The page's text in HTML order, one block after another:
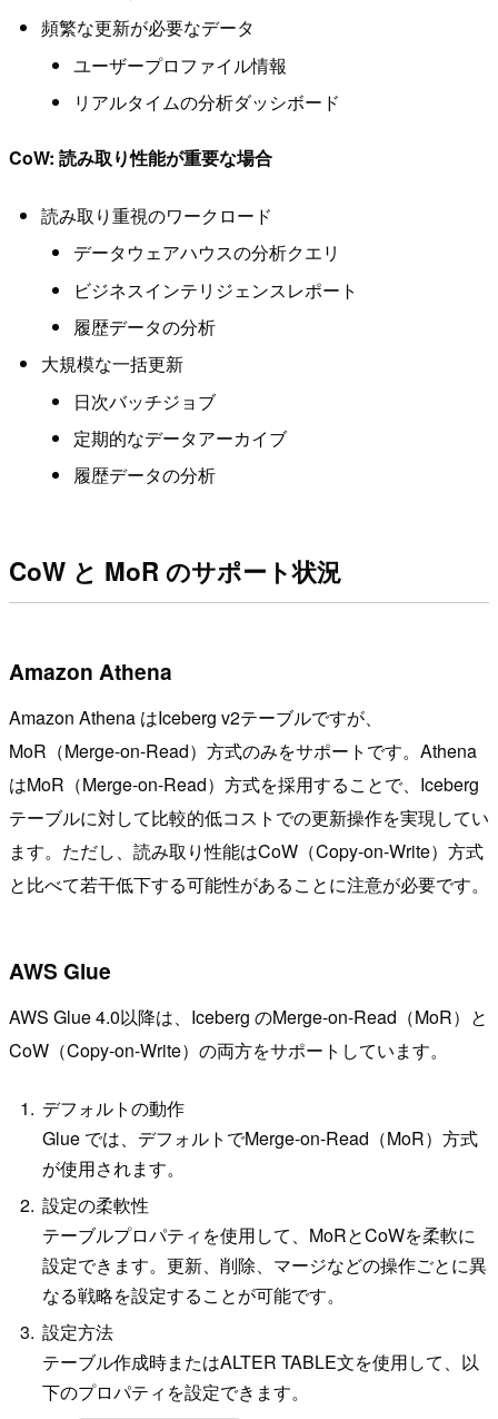
頻繁な更新が必要なデータ
ユーザープロファイル情報
リアルタイムの分析ダッシボード
CoW: 読み取り性能が重要な場合
読み取り重視のワークロード
データウェアハウスの分析クエリ
ビジネスインテリジェンスレポート
履歴データの分析
大規模な一括更新
日次バッチジョブ
定期的なデータアーカイブ
履歴データの分析
CoW と MoR のサポート状況
Amazon Athena
Amazon Athena はIceberg v2テーブルですが、
MoR（Merge-on-Read）方式のみをサポートです。Athena
はMoR（Merge-on-Read）方式を採用することで、Iceberg
テーブルに対して比較的低コストでの更新操作を実現してい
ます。ただし、読み取り性能はCoW（Copy-on-Write）方式
と比べて若干低下する可能性があることに注意が必要です。
AWS Glue
AWS Glue 4.0以降は、Iceberg のMerge-on-Read（MoR）と
CoW（Copy-on-Write）の両方をサポートしています。
デフォルトの動作
Glue では、デフォルトでMerge-on-Read（MoR）方式
が使用されます。
設定の柔軟性
テーブルプロパティを使用して、MoRとCoWを柔軟に
設定できます。更新、削除、マージなどの操作ごとに異
なる戦略を設定することが可能です。
設定方法
テーブル作成時またはALTER TABLE文を使用して、以
下のプロパティを設定できます。